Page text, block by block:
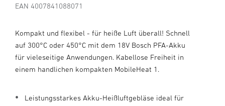
EAN 4007841088071
Kompakt und flexibel - für heiße Luft überall! Schnell
auf 300°C oder 450°C mit dem 18V Bosch PFA-Akku
für vieleseitige Anwendungen. Kabellose Freiheit in
einem handlichen kompakten MobileHeat 1.
Leistungsstarkes Akku-Heißluftgebläse ideal für